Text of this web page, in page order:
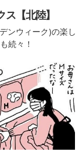
【北陸】
ンウィーク)の楽し
続々！